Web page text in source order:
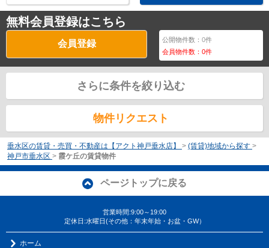
無料会員登録はこちら
会員登録 公開物件数：0件
会員物件数：0件
さらに条件を絞り込む
物件リクエスト
垂水区の賃貸・売買・不動産は【アクト神戸垂水店】 > (賃貸)地域から探す >
神戸市垂水区 > 霞ケ丘の賃貸物件
ページトップに戻る
営業時間:9:00～19:00
定休日:水曜日(その他：年末年始・お盆・GW）
ホーム